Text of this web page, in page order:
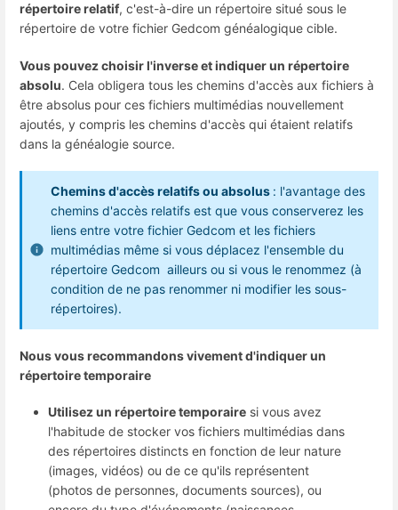
répertoire relatif, c'est-à-dire un répertoire situé sous le
répertoire de votre fichier Gedcom généalogique cible.
Vous pouvez choisir l'inverse et indiquer un répertoire
absolu. Cela obligera tous les chemins d'accès aux fichiers à
être absolus pour ces fichiers multimédias nouvellement
ajoutés, y compris les chemins d'accès qui étaient relatifs
dans la généalogie source.
Chemins d'accès relatifs ou absolus : l'avantage des
chemins d'accès relatifs est que vous conserverez les
liens entre votre fichier Gedcom et les fichiers
multimédias même si vous déplacez l'ensemble du
répertoire Gedcom ailleurs ou si vous le renommez (à
condition de ne pas renommer ni modifier les sous-
répertoires).
Nous vous recommandons vivement d'indiquer un
répertoire temporaire
Utilisez un répertoire temporaire si vous avez
l'habitude de stocker vos fichiers multimédias dans
des répertoires distincts en fonction de leur nature
(images, vidéos) ou de ce qu'ils représentent
(photos de personnes, documents sources), ou